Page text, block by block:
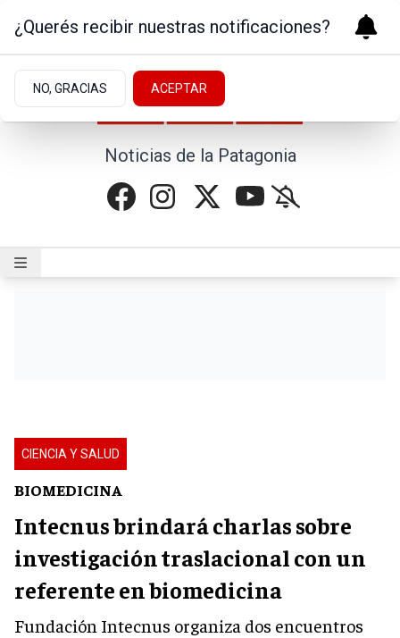
Noticias de la Patagonia
CIENCIA Y SALUD
BIOMEDICINA
Intecnus brindará charlas sobre
investigación traslacional con un
referente en biomedicina
Fundación Intecnus organiza dos encuentros
¿Querés recibir nuestras notificaciones?
NO, GRACIAS ACEPTAR